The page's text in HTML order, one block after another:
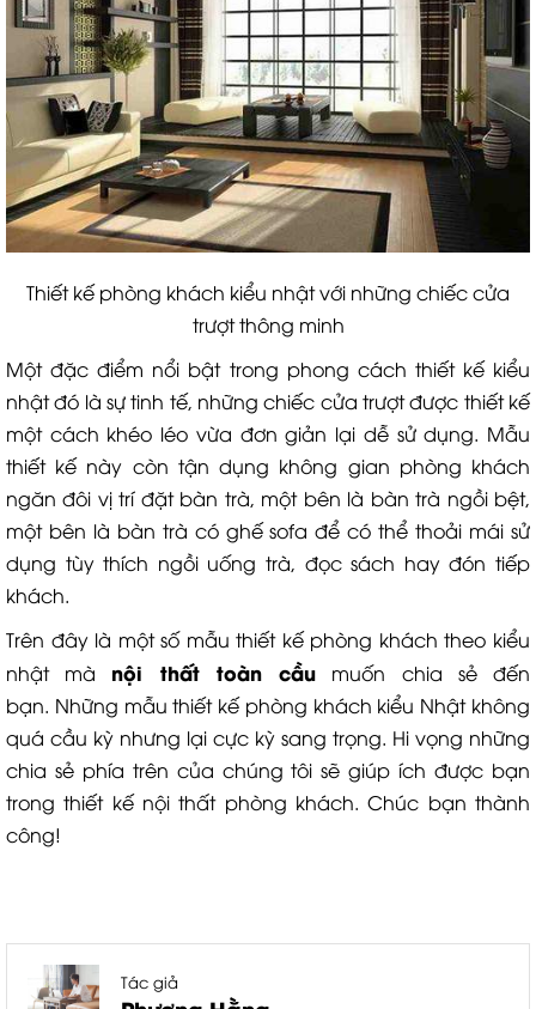
Thiết kế phòng khách kiểu nhật với những chiếc cửa
trượt thông minh
Một đặc điểm nổi bật trong phong cách thiết kế kiểu
nhật đó là sự tinh tế, những chiếc cửa trượt được thiết kế
một cách khéo léo vừa đơn giản lại dễ sử dụng. Mẫu
thiết kế này còn tận dụng không gian phòng khách
ngăn đôi vị trí đặt bàn trà, một bên là bàn trà ngồi bệt,
một bên là bàn trà có ghế sofa để có thể thoải mái sử
dụng tùy thích ngồi uống trà, đọc sách hay đón tiếp
khách.
Trên đây là một số mẫu thiết kế phòng khách theo kiểu
nhật mà nội thất toàn cầu muốn chia sẻ đến
bạn. Những mẫu thiết kế phòng khách kiểu Nhật không
quá cầu kỳ nhưng lại cực kỳ sang trọng. Hi vọng những
chia sẻ phía trên của chúng tôi sẽ giúp ích được bạn
trong thiết kế nội thất phòng khách. Chúc bạn thành
công!
Tác giả